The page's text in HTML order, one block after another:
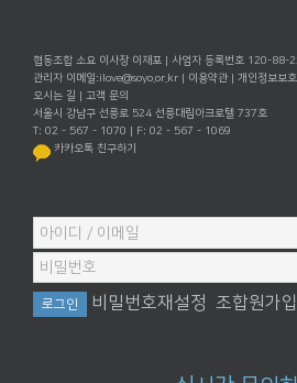
협동조합 소요 이사장 이재포 | 사업자 등록번호 120-88-
관리자 이메일:ilove@soyo.or.kr 이용약관
개인정보보
오시는 길
고객 문의
서울시 강남구 선릉로 524 선릉대림아크로텔 737호
T: 02 - 567 - 1070 | F: 02 - 567 - 1069
카카오톡 친구하기
비밀번호재설정 조합원가입